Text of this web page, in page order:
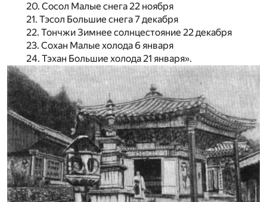
20. Сосол Малые снега 22 ноября
21. Тэсол Большие снега 7 декабря
22. Тончжи Зимнее солнцестояние 22 декабря
23. Сохан Малые холода 6 января
24. Тэхан Большие холода 21 января».